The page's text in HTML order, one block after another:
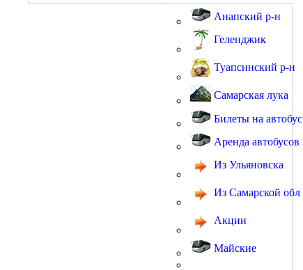
Анапский р-н
Геленджик
Туапсинский р-н
Самарская лука
Билеты на автобус
Аренда автобусов
Из Ульяновска
Из Самарской обл
Акции
Майские